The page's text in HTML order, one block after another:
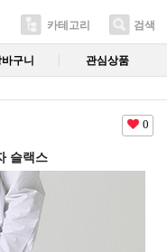
카테고리 검색
구니 관심상품
0
슬랙스